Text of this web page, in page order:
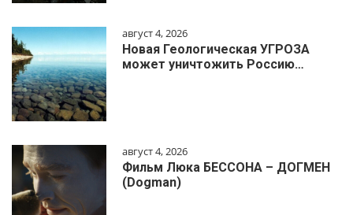
август 4, 2026
Новая Геологическая УГРОЗА
может уничтожить Россию…
август 4, 2026
Фильм Люка БЕССОНА – ДОГМЕН
(Dogman)